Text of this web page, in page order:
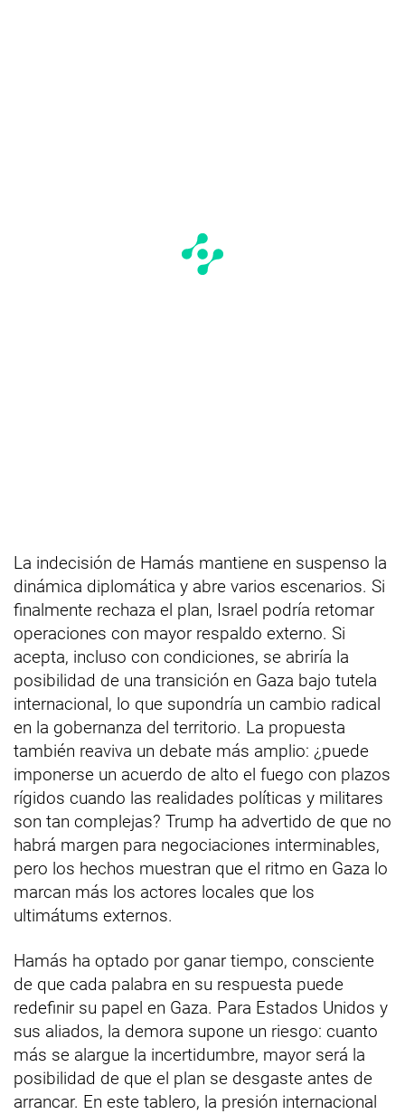
La indecisión de Hamás mantiene en suspenso la
dinámica diplomática y abre varios escenarios. Si
finalmente rechaza el plan, Israel podría retomar
operaciones con mayor respaldo externo. Si
acepta, incluso con condiciones, se abriría la
posibilidad de una transición en Gaza bajo tutela
internacional, lo que supondría un cambio radical
en la gobernanza del territorio. La propuesta
también reaviva un debate más amplio: ¿puede
imponerse un acuerdo de alto el fuego con plazos
rígidos cuando las realidades políticas y militares
son tan complejas? Trump ha advertido de que no
habrá margen para negociaciones interminables,
pero los hechos muestran que el ritmo en Gaza lo
marcan más los actores locales que los
ultimátums externos.
Hamás ha optado por ganar tiempo, consciente
de que cada palabra en su respuesta puede
redefinir su papel en Gaza. Para Estados Unidos y
sus aliados, la demora supone un riesgo: cuanto
más se alargue la incertidumbre, mayor será la
posibilidad de que el plan se desgaste antes de
arrancar. En este tablero, la presión internacional